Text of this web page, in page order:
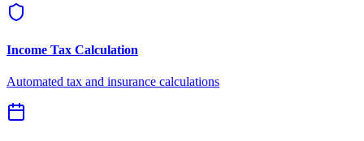
Income Tax Calculation
Automated tax and insurance calculations